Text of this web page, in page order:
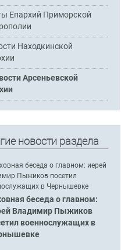
Епархий Приморской
Находкинской
Арсеньевской
новости раздела
беседа о главном:
Владимир Пыжиков
военнослужащих в